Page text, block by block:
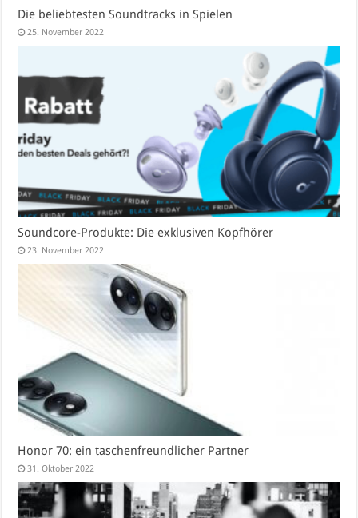
Die beliebtesten Soundtracks in Spielen
25. November 2022
Soundcore-Produkte: Die exklusiven Kopfhörer
23. November 2022
Honor 70: ein taschenfreundlicher Partner
31. Oktober 2022